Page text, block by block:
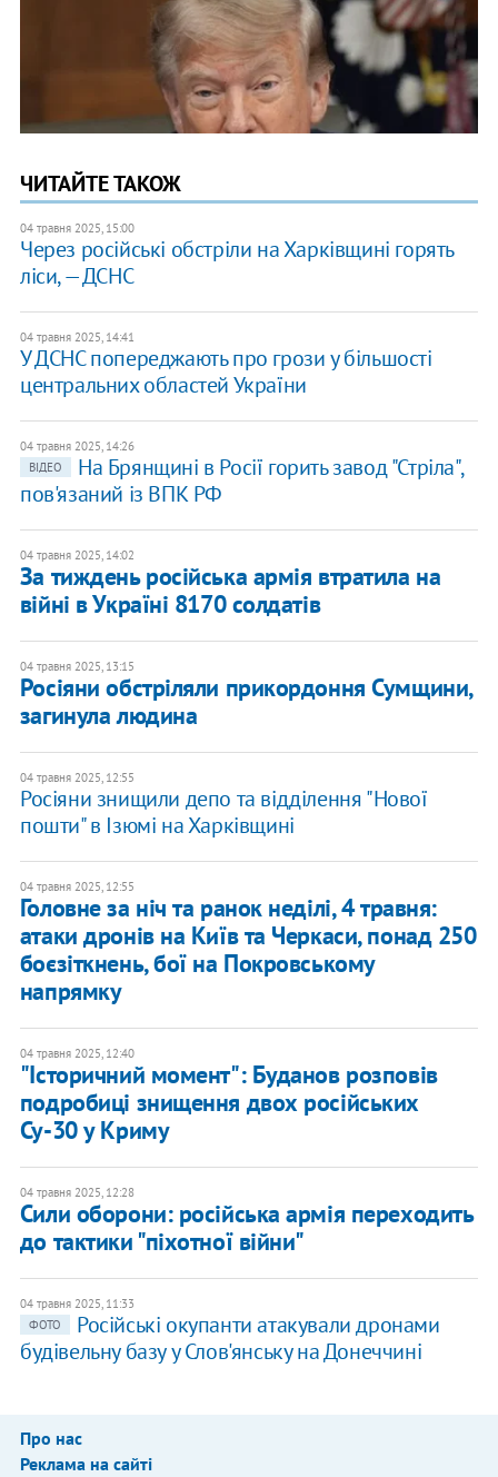
ЧИТАЙТЕ ТАКОЖ
04 травня 2025, 15:00
Через російські обстріли на Харківщині горять
ліси, — ДСНС
04 травня 2025, 14:41
У ДСНС попереджають про грози у більшості
центральних областей України
04 травня 2025, 14:26
ВІДЕО
На Брянщині в Росії горить завод "Стріла",
пов'язаний із ВПК РФ
04 травня 2025, 14:02
За тиждень російська армія втратила на
війні в Україні 8170 солдатів
04 травня 2025, 13:15
Росіяни обстріляли прикордоння Сумщини,
загинула людина
04 травня 2025, 12:55
Росіяни знищили депо та відділення "Нової
пошти" в Ізюмі на Харківщині
04 травня 2025, 12:55
Головне за ніч та ранок неділі, 4 травня:
атаки дронів на Київ та Черкаси, понад 250
боєзіткнень, бої на Покровському
напрямку
04 травня 2025, 12:40
"Історичний момент": Буданов розповів
подробиці знищення двох російських
Су-30 у Криму
04 травня 2025, 12:28
Сили оборони: російська армія переходить
до тактики "піхотної війни"
04 травня 2025, 11:33
ФОТО
Російські окупанти атакували дронами
будівельну базу у Слов'янську на Донеччині
Про нас
Реклама на сайті